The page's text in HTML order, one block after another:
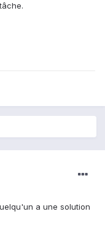
a une solution